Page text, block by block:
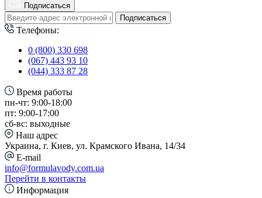
Подписаться
Подписаться
Телефоны:
0 (800) 330 698
(067) 443 93 10
(044) 333 87 28
Время работы
пн-чт: 9:00-18:00
пт: 9:00-17:00
сб-вс: выходные
Наш адрес
Украина, г. Киев, ул. Крамского Ивана, 14/34
E-mail
info@formulavody.com.ua
Перейти в контакты
Информация